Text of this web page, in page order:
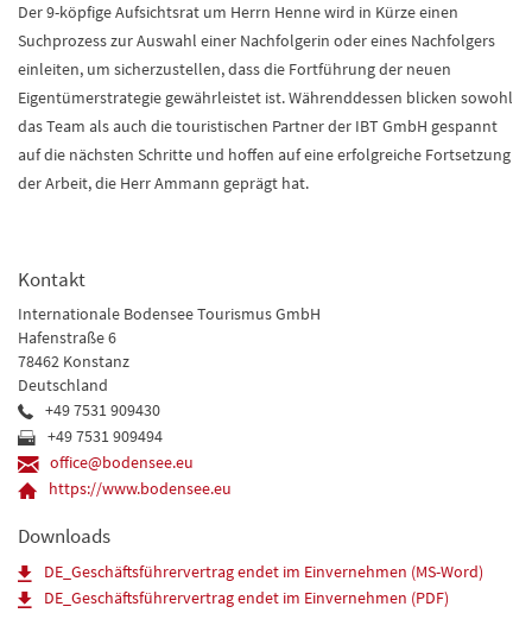
Der 9-köpfige Aufsichtsrat um Herrn Henne wird in Kürze einen
Suchprozess zur Auswahl einer Nachfolgerin oder eines Nachfolgers
einleiten, um sicherzustellen, dass die Fortführung der neuen
Eigentümerstrategie gewährleistet ist. Währenddessen blicken sowohl
das Team als auch die touristischen Partner der IBT GmbH gespannt
auf die nächsten Schritte und hoffen auf eine erfolgreiche Fortsetzung
der Arbeit, die Herr Ammann geprägt hat.
Kontakt
Internationale Bodensee Tourismus GmbH
Hafenstraße 6
78462 Konstanz
Deutschland
+49 7531 909430
+49 7531 909494
office@bodensee.eu
https://www.bodensee.eu
Downloads
DE_Geschäftsführervertrag endet im Einvernehmen (MS-Word)
DE_Geschäftsführervertrag endet im Einvernehmen (PDF)